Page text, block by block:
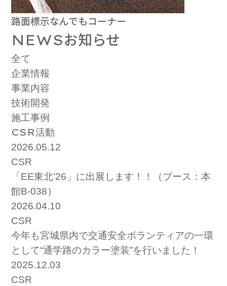
路面標示なんでもコーナー
NEWSお知らせ
全て
企業情報
事業内容
技術開発
施工事例
CSR活動
2026.05.12
CSR
「EE東北’26」に出展します！！（ブース：本
館B-038）
2026.04.10
CSR
今年も宮城県内で交通安全ボランティアの一環
として“通学路のカラー塗装”を行いました！
2025.12.03
CSR